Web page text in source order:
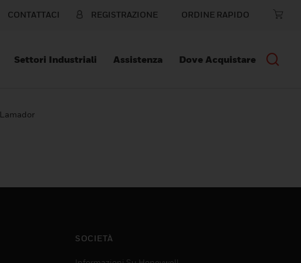
CONTATTACI REGISTRAZIONE ORDINE RAPIDO
Settori Industriali Assistenza Dove Acquistare
Lamador
SOCIETÀ